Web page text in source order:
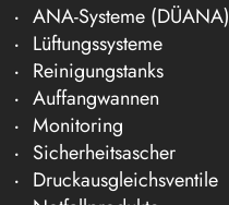
ANA-Systeme (DÜANA)
Lüftungssysteme
Reinigungstanks
Auffangwannen
Monitoring
Sicherheitsascher
Druckausgleichsventile